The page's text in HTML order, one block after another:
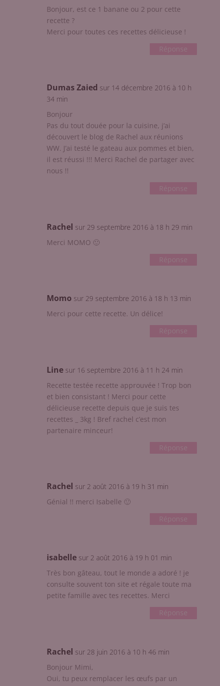
Bonjour, est ce 1 banane ou 2 pour cette
recette ?
Merci pour toutes ces recettes délicieuse !
Réponse
Dumas Zaied sur 14 décembre 2016 à 10 h
34 min
Bonjour
Pas du tout douée pour la cuisine, j’ai
découvert le blog de Rachel aux réunions
WW. J’ai testé le gateau aux pommes et bien,
il est réussi !!! Merci Rachel de partager avec
nous !!
Réponse
Rachel sur 29 septembre 2016 à 18 h 29 min
Merci MOMO 🙂
Réponse
Momo sur 29 septembre 2016 à 18 h 13 min
Merci pour cette recette. Un délice!
Réponse
Line sur 16 septembre 2016 à 11 h 24 min
Recette testée recette approuvée ! Trop bon
et bien consistant ! Merci pour cette
délicieuse recette depuis que je suis tes
recettes _ 3kg ! Bref rachel c’est mon
partenaire minceur!
Réponse
Rachel sur 2 août 2016 à 19 h 31 min
Génial !! merci Isabelle 🙂
Réponse
isabelle sur 2 août 2016 à 19 h 01 min
Très bon gâteau, tout le monde a adoré ! je
consulte souvent ton site et régale toute ma
petite famille avec tes recettes. Merci
Réponse
Rachel sur 28 juin 2016 à 10 h 46 min
Bonjour Mimi,
Oui, tu peux remplacer les œufs par un